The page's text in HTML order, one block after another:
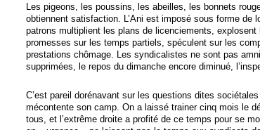
Les pigeons, les poussins, les abeilles, les bonnets
obtiennent satisfaction. L’Ani est imposé sous forme de
patrons multiplient les plans de licenciements,
promesses sur les temps partiels, spéculent sur les
prestations chômage. Les syndicalistes ne sont pas
supprimées, le repos du dimanche encore diminué,
C’est pareil dorénavant sur les questions dites
mécontente son camp. On a laissé trainer cinq mois le
tous, et l’extrême droite a profité de ce temps pour se